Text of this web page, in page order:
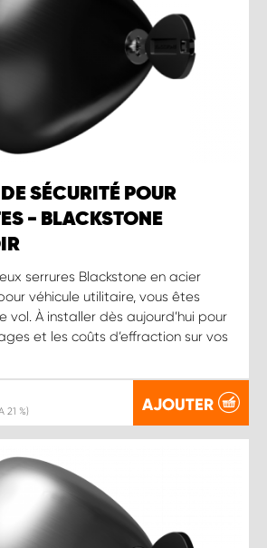
SÉCURITÉ POUR
- BLACKSTONE
serrures Blackstone en acier
véhicule utilitaire, vous êtes
vol. À installer dès aujourd’hui pour
et les coûts d’effraction sur vos
21 %) AJOUTER